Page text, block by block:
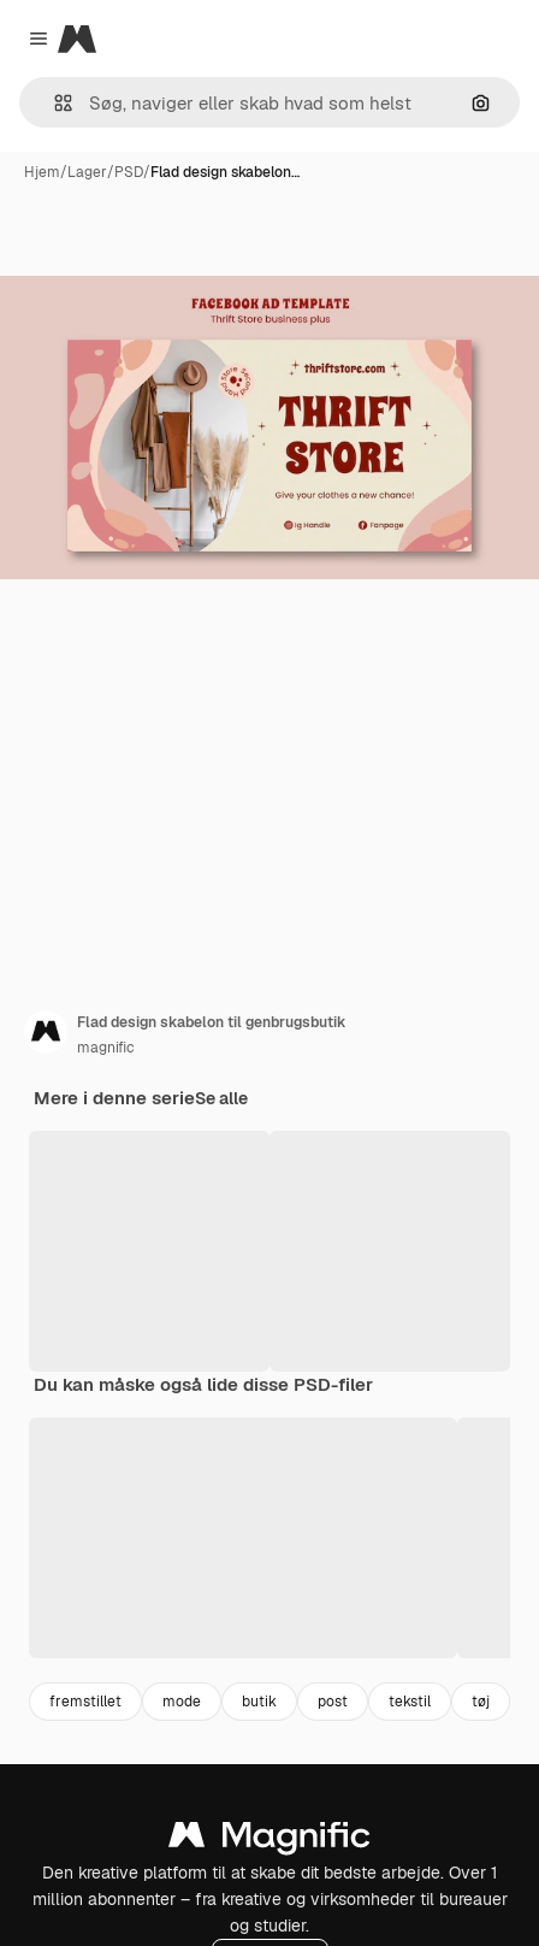
Close menu
Magnific
Søg
Hjem/Lager/PSD/Flad design skabelon…
Flad design skabelon til genbrugsbutik
magnific
Mere i denne serieSe alle
Du kan måske også lide disse PSD-filer
fremstillet mode butik post tekstil tøj
Den kreative platform til at skabe dit bedste arbejde. Over 1
million abonnenter – fra kreative og virksomheder til bureauer
og studier.